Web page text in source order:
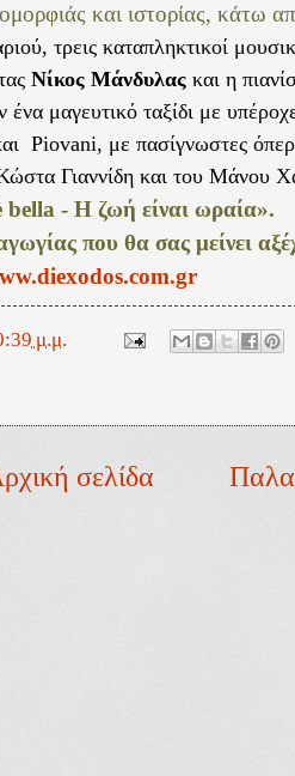
και ιστορίας, κάτω
τρεις καταπληκτικοί
Νίκος Μάνδυλας και η
μαγευτικό ταξίδι με
Piovani, με πασίγνωστες
Γιαννίδη και του Μάνου
bella - Η ζωή είναι ωραία».
που θα σας μείνει
μ.μ.
σελίδα